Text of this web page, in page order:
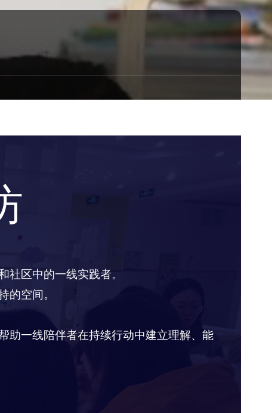
区中的一线实践者。
的空间。
助一线陪伴者在持续行动中建立理解、能